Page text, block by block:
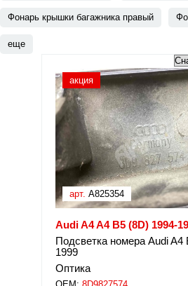
Фонарь крышки багажника правый
еще
акция
арт. A825354
Audi A4 A4 B5 (8D) 1994-
Подсветка номера Audi A4
1999
Оптика